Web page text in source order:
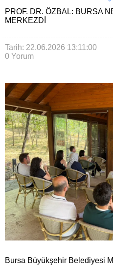
PROF. DR. ÖZBAL: BURSA
MERKEZDI
Tarih: 22.06.2026 13:11:00
0 Yorum
Bursa Büyükşehir Belediyesi